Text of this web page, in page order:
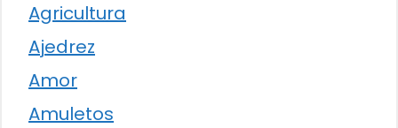
Agricultura
Ajedrez
Amor
Amuletos